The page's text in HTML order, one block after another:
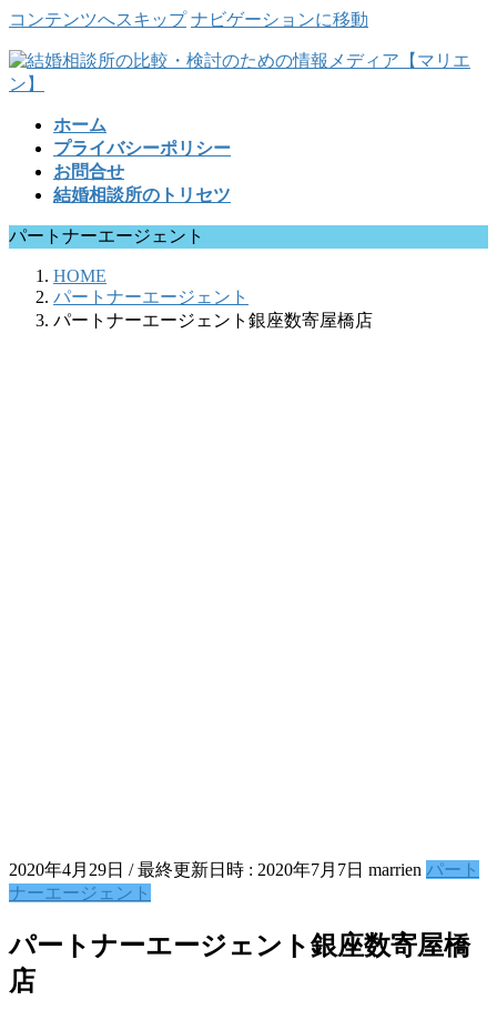
コンテンツへスキップ ナビゲーションに移動
ホーム
プライバシーポリシー
お問合せ
結婚相談所のトリセツ
パートナーエージェント
HOME
パートナーエージェント
パートナーエージェント銀座数寄屋橋店
2020年4月29日 / 最終更新日時 : 2020年7月7日 marrien パート
ナーエージェント
パートナーエージェント銀座数寄屋橋
店